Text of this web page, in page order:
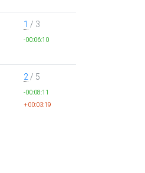
1 / 3
-00:06:10
2 / 5
-00:08:11
+00:03:19